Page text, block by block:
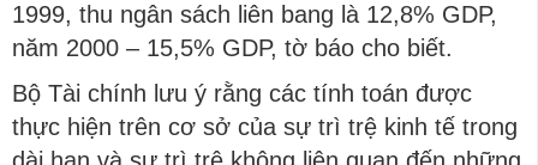
1999, thu ngân sách liên bang là 12,8% GDP,
năm 2000 – 15,5% GDP, tờ báo cho biết.
Bộ Tài chính lưu ý rằng các tính toán được
thực hiện trên cơ sở của sự trì trệ kinh tế trong